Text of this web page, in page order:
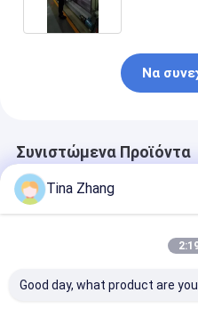
Να
Συνιστώμενα Προϊόντα
Tina Zhang
Good day, what product are